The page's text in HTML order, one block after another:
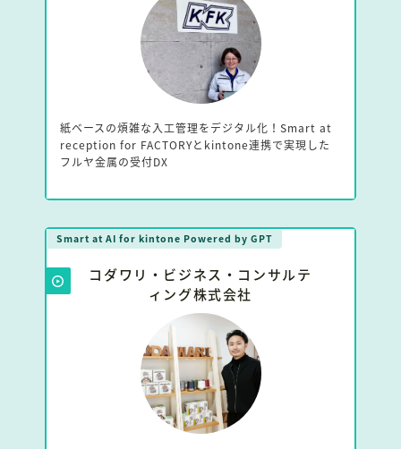
紙ベースの煩雑な入工管理をデジタル化！Smart at
reception for FACTORYとkintone連携で実現した
フルヤ金属の受付DX
Smart at AI for kintone Powered by GPT
コダワリ・ビジネス・コンサルテ
ィング株式会社